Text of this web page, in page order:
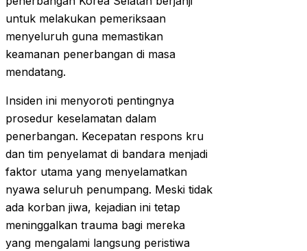
untuk melakukan pemeriksaan
menyeluruh guna memastikan
keamanan penerbangan di masa
mendatang.
Insiden ini menyoroti pentingnya
prosedur keselamatan dalam
penerbangan. Kecepatan respons kru
dan tim penyelamat di bandara menjadi
faktor utama yang menyelamatkan
nyawa seluruh penumpang. Meski tidak
ada korban jiwa, kejadian ini tetap
meninggalkan trauma bagi mereka
yang mengalami langsung peristiwa